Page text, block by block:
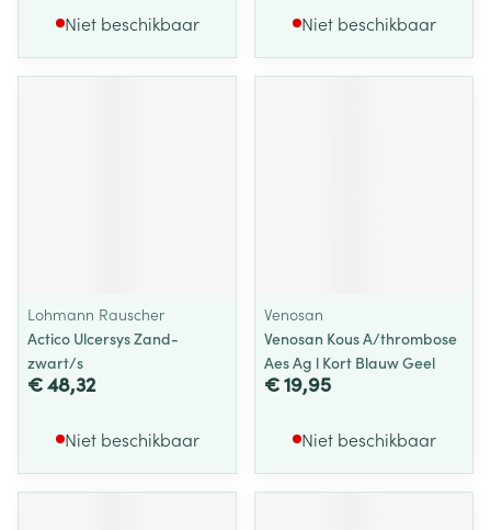
Niet beschikbaar Niet beschikbaar
Lohmann Rauscher
Actico Ulcersys Zand-
zwart/s
€ 48,32
Niet beschikbaar
Venosan
Venosan Kous A/thrombose
Aes Ag l Kort Blauw Geel
€ 19,95
Niet beschikbaar